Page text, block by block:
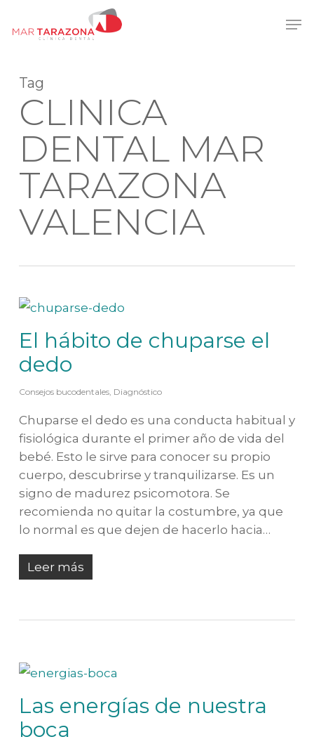
Tag
CLINICA
DENTAL MAR
TARAZONA
VALENCIA
El hábito de chuparse el
dedo
Consejos bucodentales, Diagnóstico
Chuparse el dedo es una conducta habitual y
fisiológica durante el primer año de vida del
bebé. Esto le sirve para conocer su propio
cuerpo, descubrirse y tranquilizarse. Es un
signo de madurez psicomotora. Se
recomienda no quitar la costumbre, ya que
lo normal es que dejen de hacerlo hacia…
Leer más
Las energías de nuestra
boca